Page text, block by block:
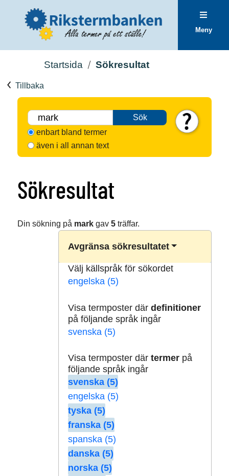
Meny
Startsida Sökresultat
Tillbaka
Sök
enbart bland termer
även i all annan text
Sökresultat
Din sökning på markgav 5träffar.
Avgränsa sökresultatet
Välj källspråk för sökordet
engelska (5)
Visa termposter där definitioner
på följande språk ingår
svenska (5)
Visa termposter där termerpå
följande språk ingår
svenska (5)
engelska (5)
tyska (5)
franska (5)
spanska (5)
danska (5)
norska (5)